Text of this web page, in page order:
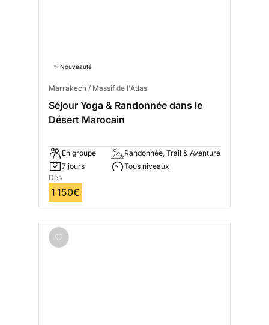
✨ Nouveauté
Marrakech / Massif de l'Atlas
Séjour Yoga & Randonnée dans le
Désert Marocain
En groupe
7 jours
Randonnée, Trail & Aventure
Tous niveaux
Dès
1 150€